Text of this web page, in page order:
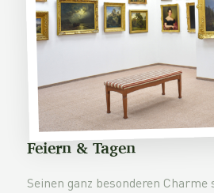
Feiern & Tagen
Seinen ganz besonderen